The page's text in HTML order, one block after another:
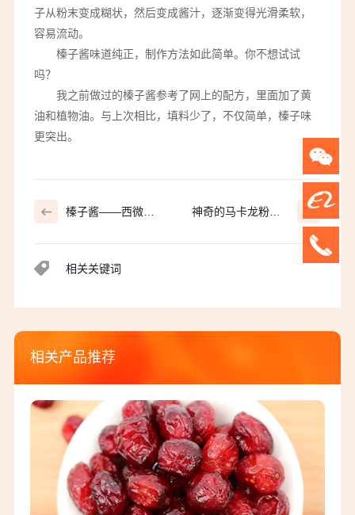
子从粉末变成糊状，然后变成酱汁，逐渐变得光滑柔软，
容易流动。
榛子酱味道纯正，制作方法如此简单。你不想试试
吗？
我之前做过的榛子酱参考了网上的配方，里面加了黄
油和植物油。与上次相比，填料少了，不仅简单，榛子味
更突出。
榛子酱——西微雅
神奇的马卡龙粉之
相关关键词
相关产品推荐